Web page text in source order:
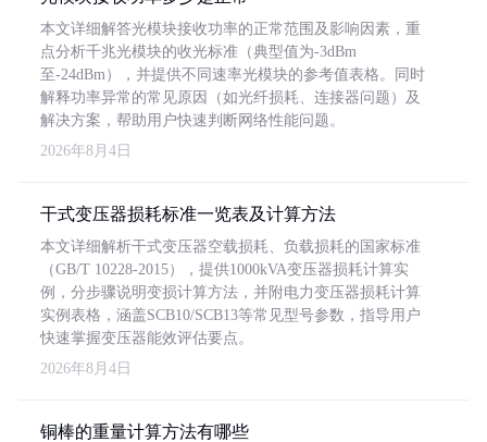
本文详细解答光模块接收功率的正常范围及影响因素，重
点分析千兆光模块的收光标准（典型值为-3dBm
至-24dBm），并提供不同速率光模块的参考值表格。同时
解释功率异常的常见原因（如光纤损耗、连接器问题）及
解决方案，帮助用户快速判断网络性能问题。
2026年8月4日
干式变压器损耗标准一览表及计算方法
本文详细解析干式变压器空载损耗、负载损耗的国家标准
（GB/T 10228-2015），提供1000kVA变压器损耗计算实
例，分步骤说明变损计算方法，并附电力变压器损耗计算
实例表格，涵盖SCB10/SCB13等常见型号参数，指导用户
快速掌握变压器能效评估要点。
2026年8月4日
铜棒的重量计算方法有哪些